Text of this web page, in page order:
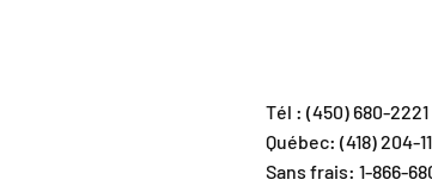
Tél : (450) 680-2221
Québec: (418) 204-
Sans frais: 1-866-